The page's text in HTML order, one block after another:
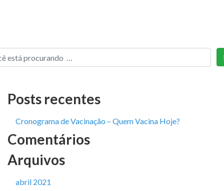
Posts recentes
Cronograma de Vacinação – Quem Vacina Hoje?
Comentários
Arquivos
abril 2021